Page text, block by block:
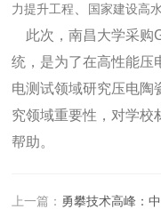
力提升工程
国家建设高
此次，南昌大学采购
统，是为了在高性能压
电测试领域研究压电陶
究领域重要性，对学校
帮助。
上一篇： 勇攀技术高峰：中船